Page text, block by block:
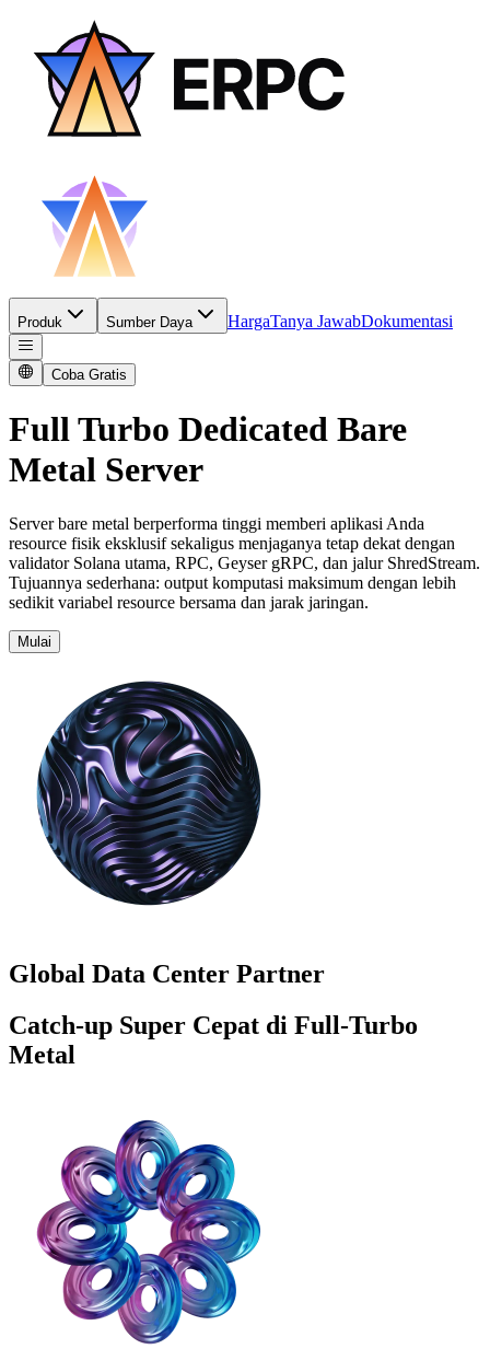
Produk Sumber Daya HargaTanya JawabDokumentasi
Coba Gratis
Full Turbo Dedicated Bare
Metal Server
Server bare metal berperforma tinggi memberi aplikasi Anda
resource fisik eksklusif sekaligus menjaganya tetap dekat dengan
validator Solana utama, RPC, Geyser gRPC, dan jalur ShredStream.
Tujuannya sederhana: output komputasi maksimum dengan lebih
sedikit variabel resource bersama dan jarak jaringan.
Mulai
Global Data Center Partner
Catch-up Super Cepat di Full-Turbo
Metal